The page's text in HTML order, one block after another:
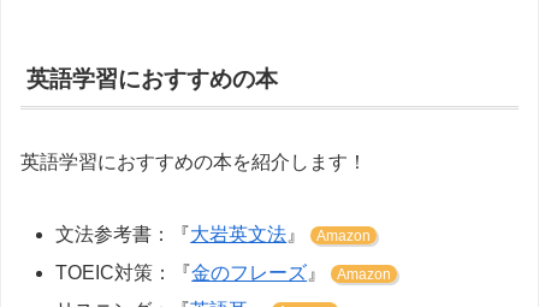
英語学習におすすめの本
英語学習におすすめの本を紹介します！
文法参考書：『大岩英文法』 Amazon
TOEIC対策：『金のフレーズ 』 Amazon